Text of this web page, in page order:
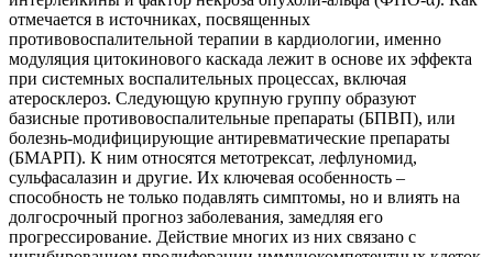
отмечается в источниках, посвященных
противовоспалительной терапии в кардиологии, именно
модуляция цитокинового каскада лежит в основе их эффекта
при системных воспалительных процессах, включая
атеросклероз. Следующую крупную группу образуют
базисные противовоспалительные препараты (БПВП), или
болезнь-модифицирующие антиревматические препараты
(БМАРП). К ним относятся метотрексат, лефлуномид,
сульфасалазин и другие. Их ключевая особенность –
способность не только подавлять симптомы, но и влиять на
долгосрочный прогноз заболевания, замедляя его
прогрессирование. Действие многих из них связано с